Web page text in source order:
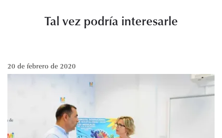
Tal vez podría interesarle
20 de febrero de 2020